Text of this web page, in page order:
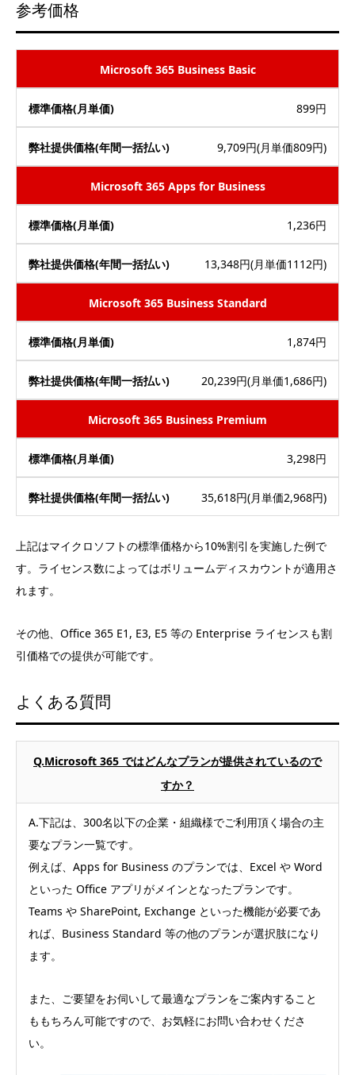
参考価格
Microsoft 365 Business Basic
899円
9,709円(月単価809円)
Microsoft 365 Apps for Business
1,236円
13,348円(月単価1112円)
Microsoft 365 Business Standard
1,874円
20,239円(月単価1,686円)
Microsoft 365 Business Premium
3,298円
35,618円(月単価2,968円)
上記はマイクロソフトの標準価格から10%割引を実施した例で
す。ライセンス数によってはボリュームディスカウントが適用さ
れます。
その他、Office 365 E1, E3, E5 等の Enterprise ライセンスも割
引価格での提供が可能です。
よくある質問
Q.Microsoft 365 ではどんなプランが提供されているので
すか？
A.下記は、300名以下の企業・組織様でご利用頂く場合の主
要なプラン一覧です。
例えば、Apps for Business のプランでは、Excel や Word
といった Office アプリがメインとなったプランです。
Teams や SharePoint, Exchange といった機能が必要であ
れば、Business Standard 等の他のプランが選択肢になり
ます。
また、ご要望をお伺いして最適なプランをご案内すること
ももちろん可能ですので、お気軽にお問い合わせくださ
い。